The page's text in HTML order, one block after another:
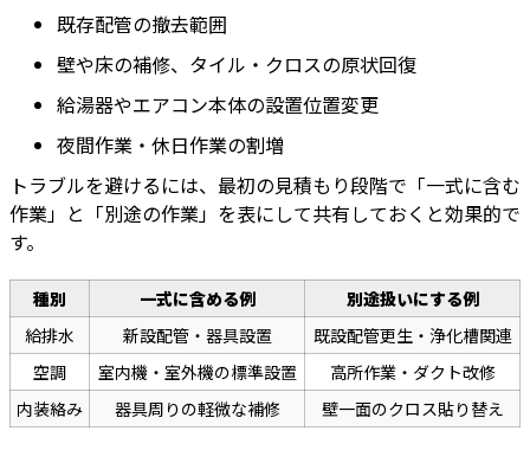
既存配管の撤去範囲
壁や床の補修、タイル・クロスの原状回復
給湯器やエアコン本体の設置位置変更
夜間作業・休日作業の割増
トラブルを避けるには、最初の見積もり段階で「一式に含む
作業」と「別途の作業」を表にして共有しておくと効果的で
す。
種別 一式に含める例
別途扱いにする例
給排水
新設配管・器具設置
既設配管更生・浄化槽関連
空調
室内機・室外機の標準設置
高所作業・ダクト改修
内装絡み
器具周りの軽微な補修 壁一面のクロス貼り替え